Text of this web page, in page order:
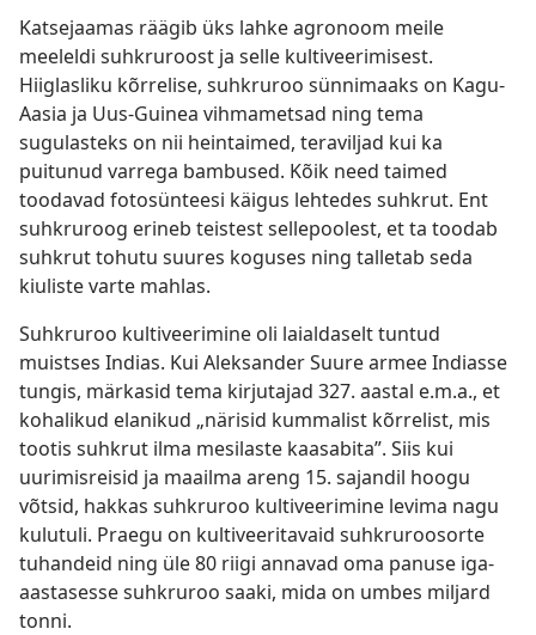
Katsejaamas räägib üks lahke agronoom meile
meeleldi suhkruroost ja selle kultiveerimisest.
Hiiglasliku kõrrelise, suhkruroo sünnimaaks on Kagu-
Aasia ja Uus-Guinea vihmametsad ning tema
sugulasteks on nii heintaimed, teraviljad kui ka
puitunud varrega bambused. Kõik need taimed
toodavad fotosünteesi käigus lehtedes suhkrut. Ent
suhkruroog erineb teistest sellepoolest, et ta toodab
suhkrut tohutu suures koguses ning talletab seda
kiuliste varte mahlas.
Suhkruroo kultiveerimine oli laialdaselt tuntud
muistses Indias. Kui Aleksander Suure armee Indiasse
tungis, märkasid tema kirjutajad 327. aastal e.m.a., et
kohalikud elanikud „närisid kummalist kõrrelist, mis
tootis suhkrut ilma mesilaste kaasabita”. Siis kui
uurimisreisid ja maailma areng 15. sajandil hoogu
võtsid, hakkas suhkruroo kultiveerimine levima nagu
kulutuli. Praegu on kultiveeritavaid suhkruroosorte
tuhandeid ning üle 80 riigi annavad oma panuse iga-
aastasesse suhkruroo saaki, mida on umbes miljard
tonni.